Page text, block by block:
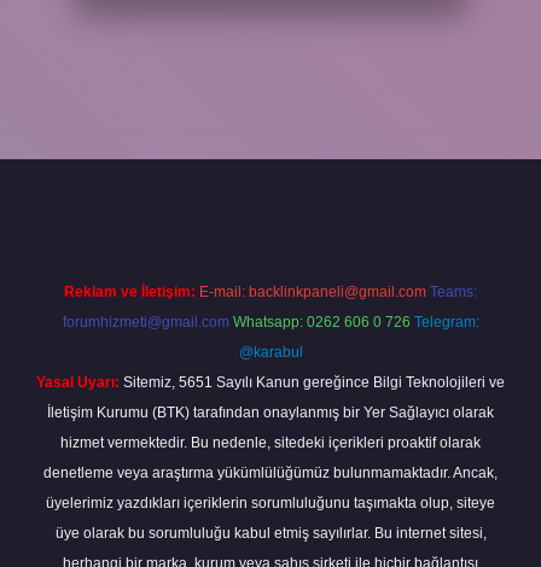
Reklam ve İletişim: E-mail: backlinkpaneli@gmail.com Teams:
forumhizmeti@gmail.com Whatsapp: 0262 606 0 726 Telegram:
@karabul
Yasal Uyarı: Sitemiz, 5651 Sayılı Kanun gereğince Bilgi Teknolojileri ve
İletişim Kurumu (BTK) tarafından onaylanmış bir Yer Sağlayıcı olarak
hizmet vermektedir. Bu nedenle, sitedeki içerikleri proaktif olarak
denetleme veya araştırma yükümlülüğümüz bulunmamaktadır. Ancak,
üyelerimiz yazdıkları içeriklerin sorumluluğunu taşımakta olup, siteye
üye olarak bu sorumluluğu kabul etmiş sayılırlar. Bu internet sitesi,
herhangi bir marka, kurum veya şahıs şirketi ile hiçbir bağlantısı